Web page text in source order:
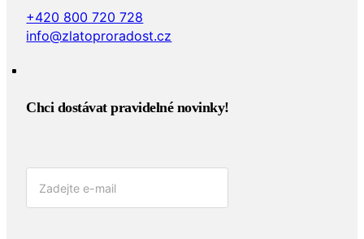
+420 800 720 728
info@zlatoproradost.cz
Chci dostávat pravidelné novinky!​